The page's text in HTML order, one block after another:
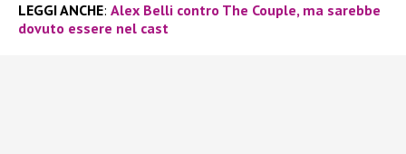
LEGGI ANCHE: Alex Belli contro The Couple, ma sarebbe
dovuto essere nel cast